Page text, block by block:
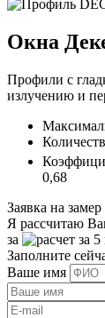
Окна
Профили с
излучению и
0,68
Заявка на замер
Я рассчитаю
за
Заполните
Ваше имя